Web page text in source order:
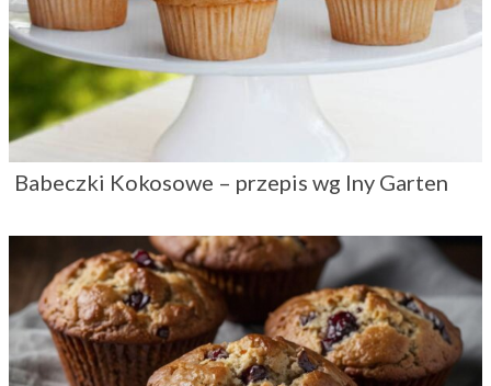
Babeczki Kokosowe – przepis wg Iny Garten